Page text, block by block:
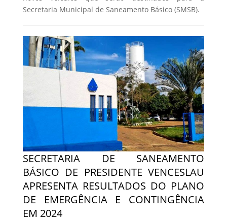
Secretaria Municipal de Saneamento Básico (SMSB).
SECRETARIA DE SANEAMENTO
BÁSICO DE PRESIDENTE VENCESLAU
APRESENTA RESULTADOS DO PLANO
DE EMERGÊNCIA E CONTINGÊNCIA
EM 2024